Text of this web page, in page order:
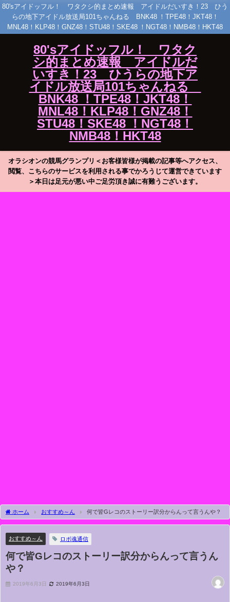
80'sアイドッフル！ ワタクシ的まとめ速報 アイドルだいすき！23 ひう
らの地下アイドル放送局101ちゃんねる BNK48 ！TPE48！JKT48！
MNL48！KLP48！GNZ48！STU48！SKE48 ！NGT48！NMB48！HKT48
80'sアイドッフル！ ワタク
シ的まとめ速報 アイドルだ
いすき！23 ひうらの地下ア
イドル放送局101ちゃんねる
BNK48 ！TPE48！JKT48！
MNL48！KLP48！GNZ48！
STU48！SKE48 ！NGT48！
NMB48！HKT48
オラシオンの競馬グランプリ＜お客様皆様が掲載の記事等へアクセス、
閲覧、こちらのサービスを利用される事でかろうじて運営できています
＞本日は足元が悪い中ご足労頂き誠に有難うございます。
ホーム おすすめ～ん 何で皆Gレコのストーリー訳分からんって言うんや？
おすすめ～ん ロボ魂通信
何で皆Gレコのストーリー訳分からんって言うん
や？
2019年6月3日 2019年6月3日